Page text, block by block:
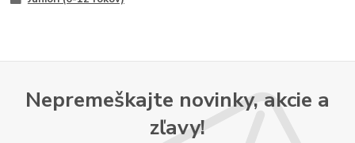
Nepremeškajte novinky, akcie a
zľavy!